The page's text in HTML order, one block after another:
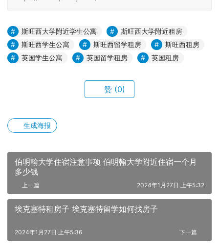
斯旺西大学附近学生公寓
斯旺西大学附近租房
斯旺西学生公寓
斯旺西留学租房
斯旺西租房
英国学生公寓
英国留学租房 英国租房
赞 (0)
生成海报
伯明翰大学住宿注意事项 伯明翰大学附近住宿一个月
多少钱
上一篇 2024年1月27日 上午5:32
埃克塞特租房子 埃克塞特留学如何找房子
下一篇
2024年1月27日 上午5:36